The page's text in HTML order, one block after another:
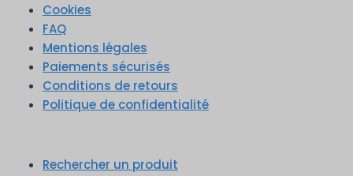
Cookies
FAQ
Mentions légales
Paiements sécurisés
Conditions de retours
Politique de confidentialité
Rechercher un produit